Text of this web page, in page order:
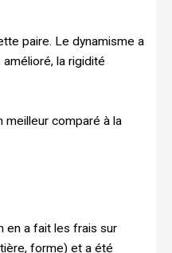
paire. Le dynamisme a
la rigidité
meilleur comparé à la
en a fait les frais sur
forme) et a été